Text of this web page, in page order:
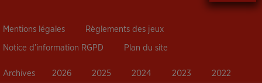
Mentions légales Règlements des jeux
Notice d’information RGPD Plan du site
Archives 2026 2025 2024 2023 2022